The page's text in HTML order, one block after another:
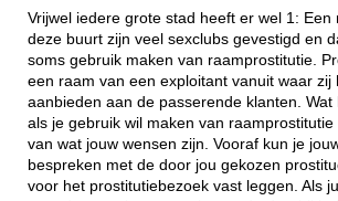
Vrijwel iedere grote stad heeft er wel 1: Een
deze buurt zijn veel sexclubs gevestigd en
soms gebruik maken van raamprostitutie.
een raam van een exploitant vanuit waar zij
aanbieden aan de passerende klanten. Wat
als je gebruik wil maken van
van wat jouw wensen zijn. Vooraf kun je
bespreken met de door jou gekozen
voor het prostitutiebezoek vast leggen. Als